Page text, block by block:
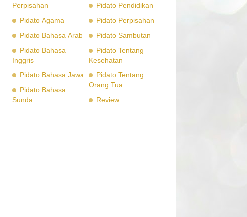
Perpisahan
Pidato Agama
Pidato Bahasa Arab
Pidato Bahasa
Inggris
Pidato Bahasa Jawa
Pidato Bahasa
Sunda
Pidato Pendidikan
Pidato Perpisahan
Pidato Sambutan
Pidato Tentang
Kesehatan
Pidato Tentang
Orang Tua
Review